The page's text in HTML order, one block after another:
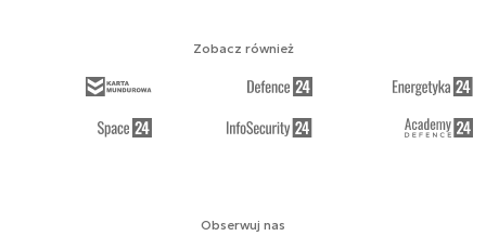
Obserwuj nas
Zobacz również